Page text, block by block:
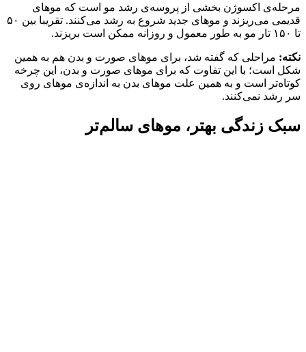
مرحله‌ی اکسوژن بخشی از پروسه‌ی رشد مو است که موهای
قدیمی می‌ریزند و موهای جدید شروع به رشد می‌کنند. تقریبا بین ۵۰
تا ۱۵۰ تار مو به طور معمول و روزانه ممکن است بریزند.
نکته: مراحلی که گفته شد، برای موهای صورت و بدن هم به همین
شکل است؛ با این تفاوت که برای موهای صورت و بدن، این چرخه
کوتاه‌تر است و به همین علت موهای بدن به اندازه‌ی موهای روی
سر رشد نمی‌کنند.
سبک زندگی بهتر، موهای سالم‌تر